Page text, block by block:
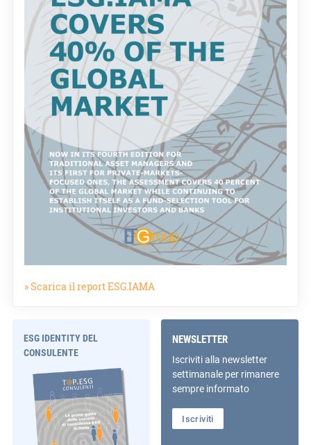
» Scarica il report ESG.IAMA
ESG IDENTITY DEL
CONSULENTE
NEWSLETTER
Iscriviti alla newsletter
settimanale per rimanere
sempre informato
Iscriviti